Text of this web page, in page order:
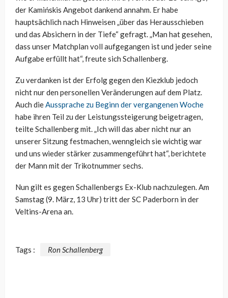
der Kamińskis Angebot dankend annahm. Er habe
hauptsächlich nach Hinweisen „über das Herausschieben
und das Absichern in der Tiefe“ gefragt. „Man hat gesehen,
dass unser Matchplan voll aufgegangen ist und jeder seine
Aufgabe erfüllt hat“, freute sich Schallenberg.
Zu verdanken ist der Erfolg gegen den Kiezklub jedoch
nicht nur den personellen Veränderungen auf dem Platz.
Auch dieAussprache zu Beginn der vergangenen Woche
habe ihren Teil zu der Leistungssteigerung beigetragen,
teilte Schallenberg mit. „Ich will das aber nicht nur an
unserer Sitzung festmachen, wenngleich sie wichtig war
und uns wieder stärker zusammengeführt hat“, berichtete
der Mann mit der Trikotnummer sechs.
Nun gilt es gegen Schallenbergs Ex-Klub nachzulegen. Am
Samstag (9. März, 13 Uhr) tritt der SC Paderborn in der
Veltins-Arena an.
Tags : Ron Schallenberg